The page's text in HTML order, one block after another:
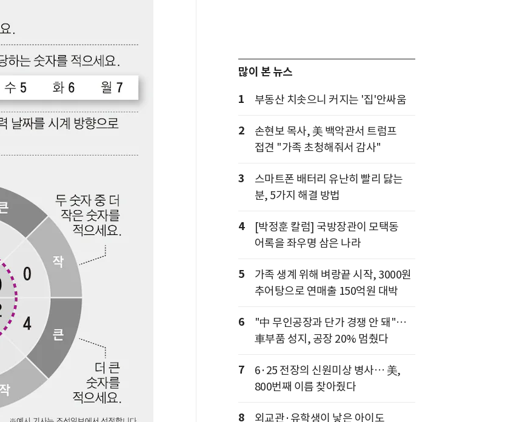
많이 본 뉴스
1
부동산 치솟으니 커지는 '집'안싸움
2
손현보 목사, 美 백악관서 트럼프
접견 "가족 초청해줘서 감사"
3
스마트폰 배터리 유난히 빨리 닳는
분, 5가지 해결 방법
4
[박정훈 칼럼] 국방장관이 모택동
어록을 좌우명 삼은 나라
5
가족 생계 위해 벼랑끝 시작, 3000원
추어탕으로 연매출 150억원 대박
6
"中 무인공장과 단가 경쟁 안 돼"…
車부품 성지, 공장 20% 멈췄다
7
6·25 전장의 신원미상 병사… 美,
800번째 이름 찾아줬다
8
외교관·유학생이 낳은 아이도